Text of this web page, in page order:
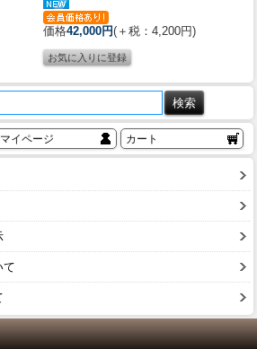
価格42,000円(＋税：4,200円)
マイページ カート
て